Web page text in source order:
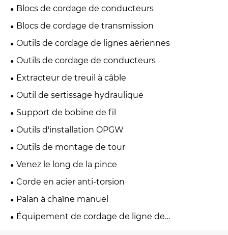
Blocs de cordage de conducteurs
Blocs de cordage de transmission
Outils de cordage de lignes aériennes
Outils de cordage de conducteurs
Extracteur de treuil à câble
Outil de sertissage hydraulique
Support de bobine de fil
Outils d'installation OPGW
Outils de montage de tour
Venez le long de la pince
Corde en acier anti-torsion
Palan à chaîne manuel
Équipement de cordage de ligne de